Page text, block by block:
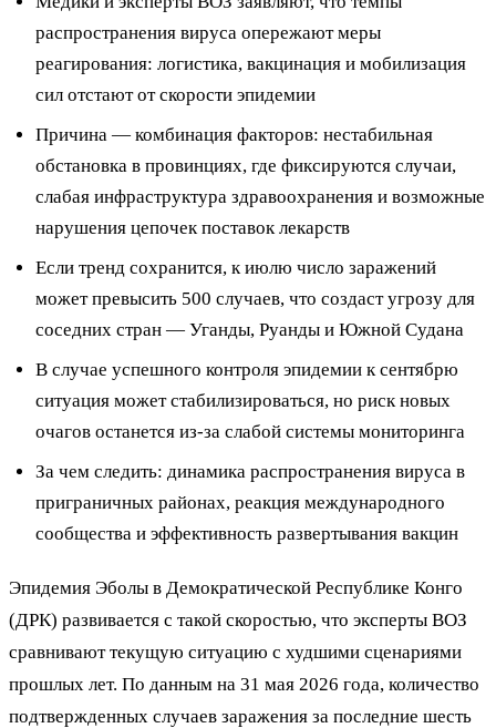
распространения вируса опережают меры
реагирования: логистика, вакцинация и мобилизация
сил отстают от скорости эпидемии
Причина — комбинация факторов: нестабильная
обстановка в провинциях, где фиксируются случаи,
слабая инфраструктура здравоохранения и возможные
нарушения цепочек поставок лекарств
Если тренд сохранится, к июлю число заражений
может превысить 500 случаев, что создаст угрозу для
соседних стран — Уганды, Руанды и Южной Судана
В случае успешного контроля эпидемии к сентябрю
ситуация может стабилизироваться, но риск новых
очагов останется из-за слабой системы мониторинга
За чем следить: динамика распространения вируса в
приграничных районах, реакция международного
сообщества и эффективность развертывания вакцин
Эпидемия Эболы в Демократической Республике Конго
(ДРК) развивается с такой скоростью, что эксперты ВОЗ
сравнивают текущую ситуацию с худшими сценариями
прошлых лет. По данным на 31 мая 2026 года, количество
подтвержденных случаев заражения за последние шесть